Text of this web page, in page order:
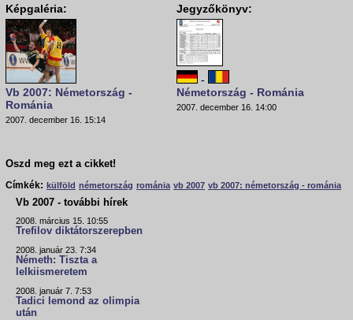
Képgaléria:
Vb 2007: Németország -
Románia
2007. december 16. 15:14
Jegyzőkönyv:
-
Németország - Románia
2007. december 16. 14:00
Oszd meg ezt a cikket!
Címkék: külföld németország románia vb 2007 vb 2007: németország - románia
Vb 2007 - további hírek
2008. március 15. 10:55
Trefilov diktátorszerepben
2008. január 23. 7:34
Németh: Tiszta a
lelkiismeretem
2008. január 7. 7:53
Tadici lemond az olimpia
után